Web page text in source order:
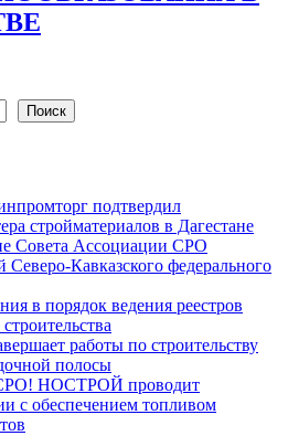
Поиск
подтвердил
стройматериалов в Дагестане
Совета Ассоциации СРО
Северо-Кавказского федерального
в порядок ведения реестров
работы по строительству
полосы
НОСТРОЙ проводит
с обеспечением топливом